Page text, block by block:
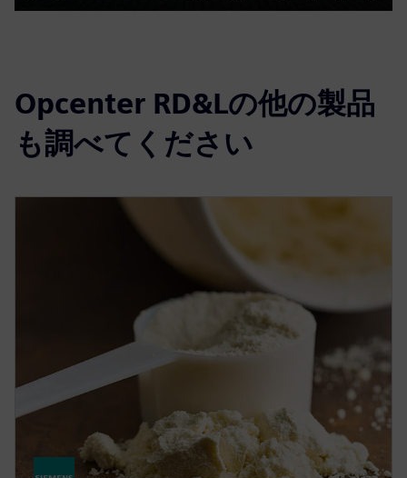
Play Mute Settings
PIP
Enter
Opcenter RD&Lの他の製品
も調べてください